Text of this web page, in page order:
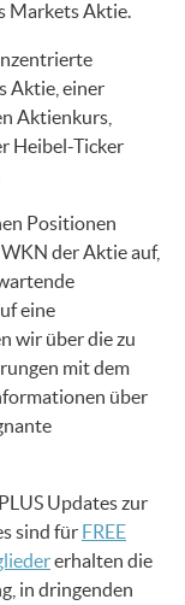
Markets Aktie.
Aktie, einer
Aktienkurs,
Heibel-Ticker
Positionen
der Aktie auf,
eine
wir über die zu
mit dem
über
Updates zur
sind für FREE
erhalten die
in dringenden